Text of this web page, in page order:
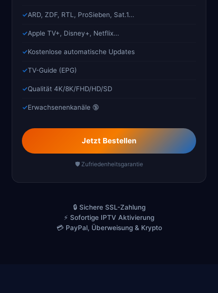
ARD, ZDF, RTL, ProSieben, Sat.1...
Apple TV+, Disney+, Netflix...
Kostenlose automatische Updates
TV-Guide (EPG)
Qualität 4K/8K/FHD/HD/SD
Erwachsenenkanäle 🔞
Jetzt Bestellen
🛡️ Zufriedenheitsgarantie
🔒 Sichere SSL-Zahlung
⚡ Sofortige IPTV Aktivierung
💳 PayPal, Überweisung & Krypto